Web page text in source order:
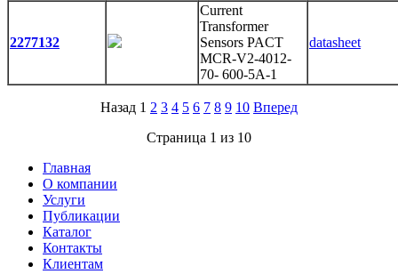
2277132
Current
Transformer
Sensors PACT
MCR-V2-4012-
70- 600-5A-1
datasheet
Назад 1 2 3 4 5 6 7 8 9 10 Вперед
Страница 1 из 10
Главная
О компании
Услуги
Публикации
Каталог
Контакты
Клиентам